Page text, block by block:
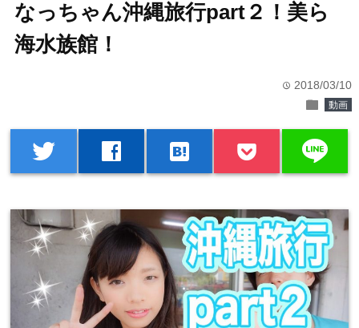
なっちゃん沖縄旅行part２！美ら
海水族館！
time 2018/03/10
folder 動画
twitter facebook hatenabookmark line